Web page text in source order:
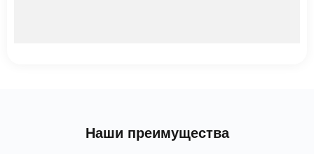
Наши преимущества